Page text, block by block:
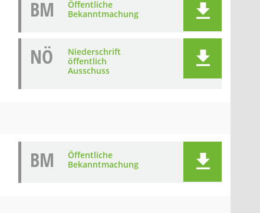
BM
Öffentliche
Bekanntmachung
NÖ
Niederschrift
öffentlich
Ausschuss
BM
Öffentliche
Bekanntmachung